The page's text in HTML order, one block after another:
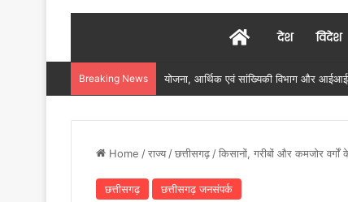
Homeदेश विदेश
Breaking News रायगढ़ में विकास को मिल रही नई रफ्तार, हर
Home /राज्य /छत्तीसगढ़ /किसानों, गरीबों और कमजोर वर्गों
छत्तीसगढ़ छत्तीसगढ़ जनसंपर्क